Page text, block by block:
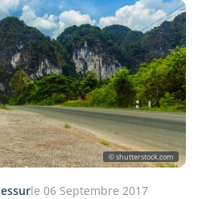
© shutterstock.com
le 06 Septembre 2017